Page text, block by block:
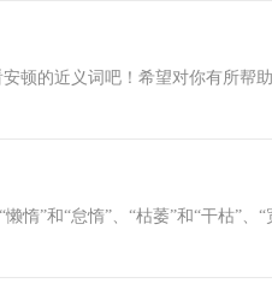
安顿的近义词吧！希望对你有所
惰”和“怠惰”、“枯萎”和“干枯”、“